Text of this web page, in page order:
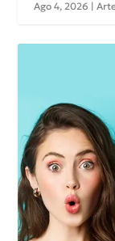
Ago 4, 2026 |